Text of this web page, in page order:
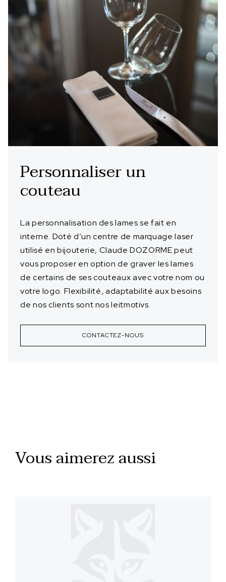
Personnaliser un
couteau
La personnalisation des lames se fait en
interne. Doté d’un centre de marquage laser
utilisé en bijouterie, Claude DOZORME peut
vous proposer en option de graver les lames
de certains de ses couteaux avec votre nom ou
votre logo. Flexibilité, adaptabilité aux besoins
de nos clients sont nos leitmotivs.
CONTACTEZ-NOUS
Vous aimerez aussi